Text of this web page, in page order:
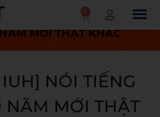
0
[WESET x IUH] NÓI
MỚI THẬT KHÁC
NÓI TIẾNG
NĂM MỚI THẬT